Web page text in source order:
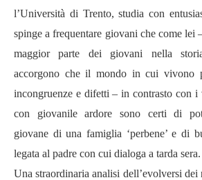
l’Università di Trento, studia con
spinge a frequentare giovani che come lei
maggior parte dei giovani nella
accorgono che il mondo in cui vivono
incongruenze e difetti – in contrasto con i
con giovanile ardore sono certi di
giovane di una famiglia ‘perbene’ e di
legata al padre con cui dialoga a tarda sera.
Una straordinaria analisi dell’evolversi dei